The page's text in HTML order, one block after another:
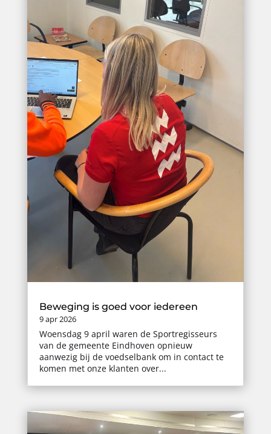
Beweging is goed voor iedereen
9 apr 2026
Woensdag 9 april waren de Sportregisseurs
van de gemeente Eindhoven opnieuw
aanwezig bij de voedselbank om in contact te
komen met onze klanten over...